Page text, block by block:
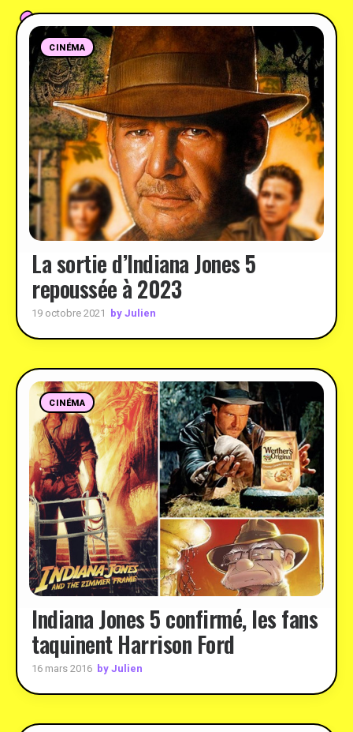
CINÉMA
La sortie d’Indiana Jones 5
repoussée à 2023
19 octobre 2021 by Julien
CINÉMA
Indiana Jones 5 confirmé, les fans
taquinent Harrison Ford
16 mars 2016 by Julien